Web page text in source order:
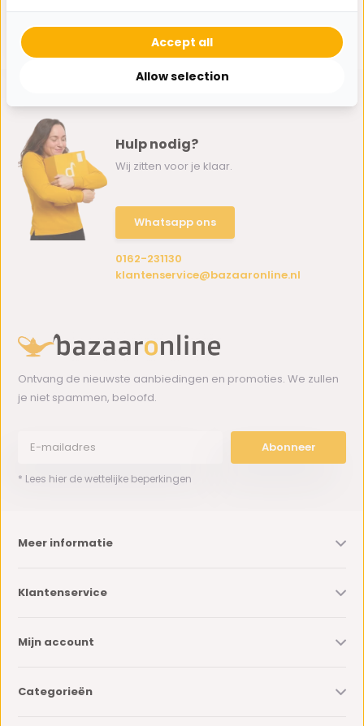
Hulp nodig?
Wij zitten voor je klaar.
Whatsapp ons
0162-231130
klantenservice@bazaaronline.nl
Ontvang de nieuwste aanbiedingen en promoties. We zullen
je niet spammen, beloofd.
Abonneer
* Lees hier de wettelijke beperkingen
Meer informatie
Klantenservice
Mijn account
Categorieën
Allow selection
Accept all